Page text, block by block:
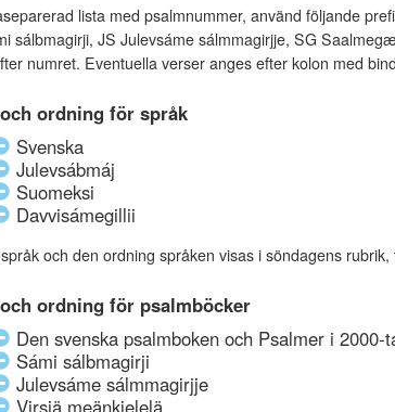
lista med psalmnummer, använd följande
sálbmagirji, JS Julevsáme sálmmagirjje, SG
numret. Eventuella verser anges efter kolon med
ordning för språk
Svenska
Julevsábmáj
Suomeksi
Davvisámegillii
och den ordning språken visas i söndagens
ordning för psalmböcker
Den svenska psalmboken och Psalmer i 2000-
Sámi sálbmagirji
Julevsáme sálmmagirjje
Virsiä meänkielelä